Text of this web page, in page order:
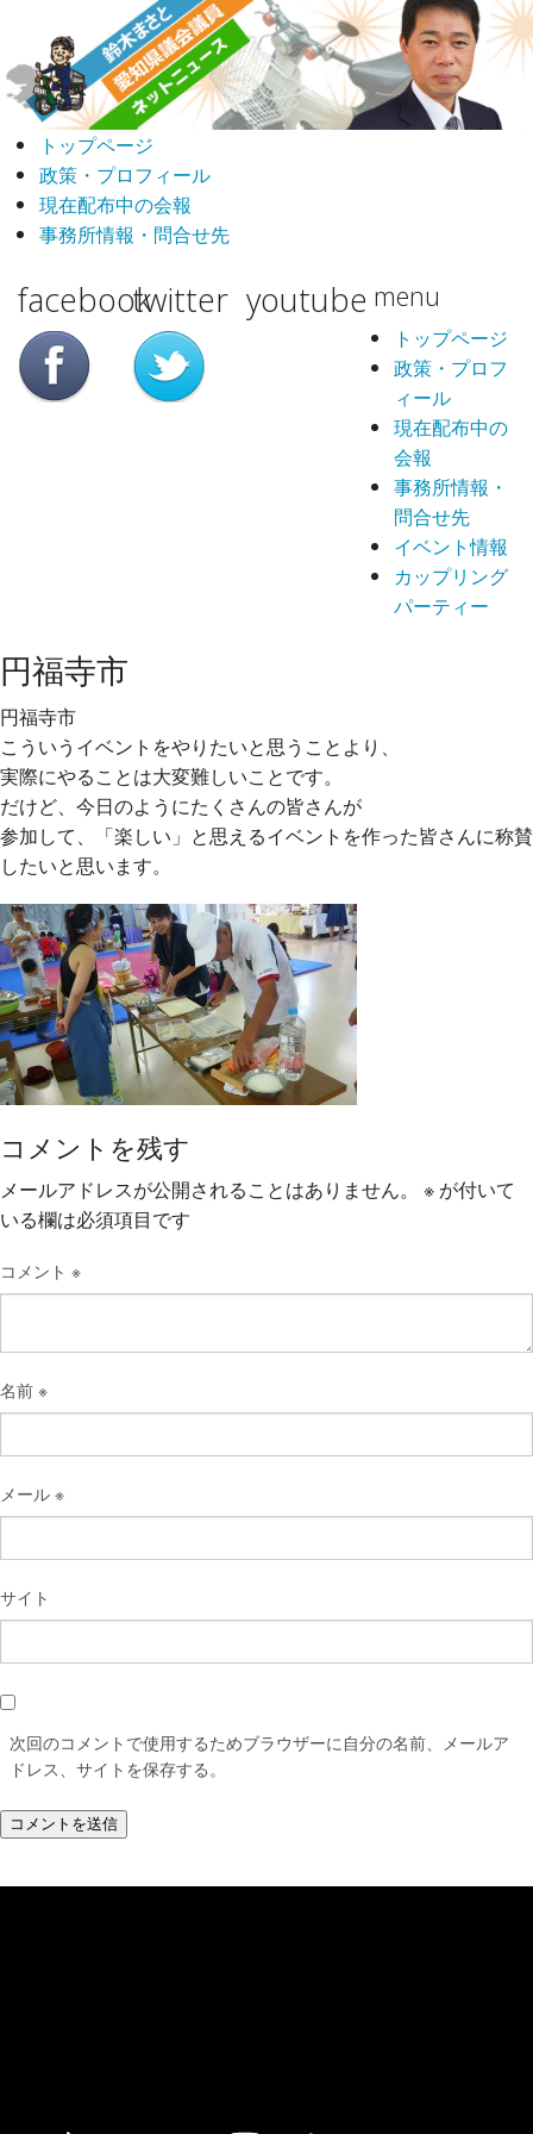
トップページ
政策・プロフィール
現在配布中の会報
事務所情報・問合せ先
facebooktwitter youtube menu
トップページ
政策・プロフ
ィール
現在配布中の
会報
事務所情報・
問合せ先
イベント情報
カップリング
パーティー
円福寺市
円福寺市
こういうイベントをやりたいと思うことより、
実際にやることは大変難しいことです。
だけど、今日のようにたくさんの皆さんが
参加して、「楽しい」と思えるイベントを作った皆さんに称賛
したいと思います。
コメントを残す
メールアドレスが公開されることはありません。 ※ が付いて
いる欄は必須項目です
コメント ※
名前 ※
メール ※
サイト
次回のコメントで使用するためブラウザーに自分の名前、メールア
ドレス、サイトを保存する。